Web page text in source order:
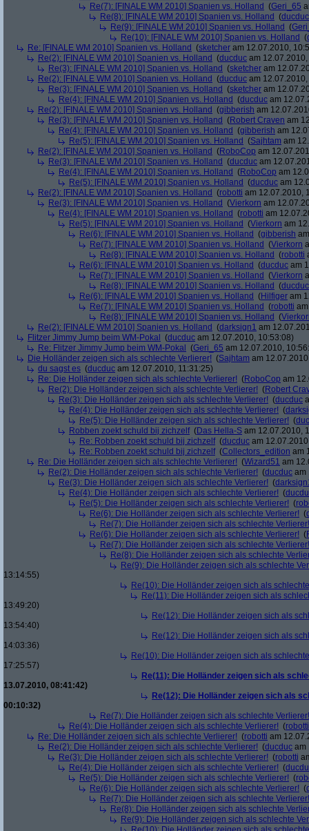
Re(7): [FINALE WM 2010] Spanien vs. Holland (Geri_65
Re(8): [FINALE WM 2010] Spanien vs. Holland (ducduc
Re(9): [FINALE WM 2010] Spanien vs. Holland (
Re(10): [FINALE WM 2010] Spanien vs. Holland (
Re: [FINALE WM 2010] Spanien vs. Holland (sketcher am 12.07.2010,
Re(2): [FINALE WM 2010] Spanien vs. Holland (ducduc am
Re(3): [FINALE WM 2010] Spanien vs. Holland (sketcher am
Re(2): [FINALE WM 2010] Spanien vs. Holland (ducduc am
Re(3): [FINALE WM 2010] Spanien vs. Holland (sketcher am
Re(4): [FINALE WM 2010] Spanien vs. Holland (ducduc am
Re(2): [FINALE WM 2010] Spanien vs. Holland (gibberish am
Re(3): [FINALE WM 2010] Spanien vs. Holland (Robert Craven am
Re(4): [FINALE WM 2010] Spanien vs. Holland (gibberish am
Re(5): [FINALE WM 2010] Spanien vs. Holland (Sajhtam am
Re(2): [FINALE WM 2010] Spanien vs. Holland (RoboCop am
Re(3): [FINALE WM 2010] Spanien vs. Holland (ducduc am
Re(4): [FINALE WM 2010] Spanien vs. Holland (RoboCop am
Re(5): [FINALE WM 2010] Spanien vs. Holland (ducduc am
Re(2): [FINALE WM 2010] Spanien vs. Holland (robotti am 12.07.2010,
Re(3): [FINALE WM 2010] Spanien vs. Holland (Vierkorn am
Re(4): [FINALE WM 2010] Spanien vs. Holland (robotti am
Re(5): [FINALE WM 2010] Spanien vs. Holland (Vierkorn am
Re(6): [FINALE WM 2010] Spanien vs. Holland (gibberish
Re(7): [FINALE WM 2010] Spanien vs. Holland (Vierkorn
Re(8): [FINALE WM 2010] Spanien vs. Holland (robotti
Re(6): [FINALE WM 2010] Spanien vs. Holland (ducduc am
Re(7): [FINALE WM 2010] Spanien vs. Holland (Vierkorn
Re(8): [FINALE WM 2010] Spanien vs. Holland (ducduc
Re(6): [FINALE WM 2010] Spanien vs. Holland (Hilfiger am
Re(7): [FINALE WM 2010] Spanien vs. Holland (robotti
Re(8): [FINALE WM 2010] Spanien vs. Holland (
Re(2): [FINALE WM 2010] Spanien vs. Holland (darksign1 am
Flitzer Jimmy Jump beim WM-Pokal
(ducduc am 12.07.2010, 10:53:08)
Re: Flitzer Jimmy Jump beim WM-Pokal
(Geri_65 am 12.07.2010,
Die Holländer zeigen sich als schlechte Verlierer! (Sajhtam am
du sagst es (ducduc am 12.07.2010, 11:31:25)
Re: Die Holländer zeigen sich als schlechte Verlierer! (RoboCop am
Re(2): Die Holländer zeigen sich als schlechte Verlierer! (Robert
Re(3): Die Holländer zeigen sich als schlechte Verlierer! (ducduc
Re(4): Die Holländer zeigen sich als schlechte Verlierer! (
Re(5): Die Holländer zeigen sich als schlechte Verlierer! (
Robben zoekt schuld bij zichzelf(Das Hella-S am 12.07.2010,
Re: Robben zoekt schuld bij zichzelf(ducduc am
Re: Robben zoekt schuld bij zichzelf(Collectors_edition am
Re: Die Holländer zeigen sich als schlechte Verlierer! (Wizard51 am
Re(2): Die Holländer zeigen sich als schlechte Verlierer! (ducduc am
Re(3): Die Holländer zeigen sich als schlechte Verlierer! (
Re(4): Die Holländer zeigen sich als schlechte Verlierer! (
Re(5): Die Holländer zeigen sich als schlechte Verlierer! (
Re(6): Die Holländer zeigen sich als schlechte Verlierer! (
Re(7): Die Holländer zeigen sich als schlechte Verlierer!
Re(6): Die Holländer zeigen sich als schlechte Verlierer! (
Re(7): Die Holländer zeigen sich als schlechte Verlierer!
Re(8): Die Holländer zeigen sich als schlechte
Re(9): Die Holländer zeigen sich als schlechte
13:14:55)
Re(10): Die Holländer zeigen sich als
Re(11): Die Holländer zeigen sich als
13:49:20)
Re(12): Die Holländer zeigen sich als
13:54:40)
Re(12): Die Holländer zeigen sich als
14:03:36)
Re(10): Die Holländer zeigen sich als
17:25:57)
Re(11): Die Holländer zeigen sich als
13.07.2010, 08:41:42)
Re(12): Die Holländer zeigen sich als
00:10:32)
Re(7): Die Holländer zeigen sich als schlechte Verlierer!
Re(4): Die Holländer zeigen sich als schlechte Verlierer! (robotti
Re: Die Holländer zeigen sich als schlechte Verlierer! (robotti am
Re(2): Die Holländer zeigen sich als schlechte Verlierer! (ducduc am
Re(3): Die Holländer zeigen sich als schlechte Verlierer! (robotti
Re(4): Die Holländer zeigen sich als schlechte Verlierer! (
Re(5): Die Holländer zeigen sich als schlechte Verlierer! (
Re(6): Die Holländer zeigen sich als schlechte Verlierer! (
Re(7): Die Holländer zeigen sich als schlechte Verlierer!
Re(8): Die Holländer zeigen sich als schlechte
Re(9): Die Holländer zeigen sich als schlechte